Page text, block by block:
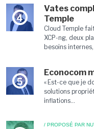
4
Vates
Temple
Cloud Temple
XCP-ng, deux
besoins
5
Econocom
« Est-ce que je
solutions
inflations...
/ PROPOSÉ PAR